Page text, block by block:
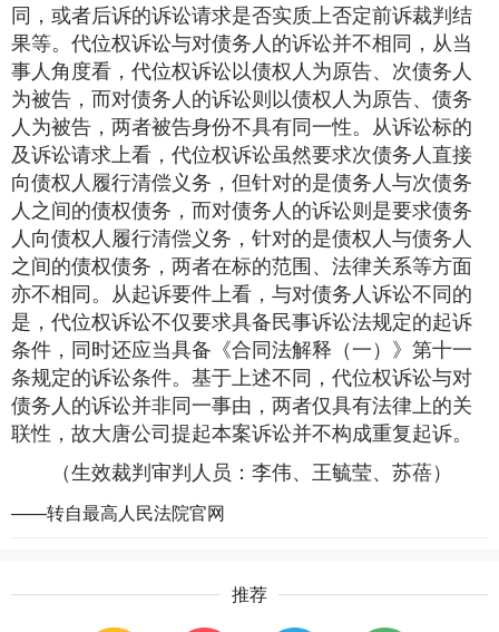
同，或者后诉的诉讼请求是否实质上否定前诉裁判结
果等。代位权诉讼与对债务人的诉讼并不相同，从当
事人角度看，代位权诉讼以债权人为原告、次债务人
为被告，而对债务人的诉讼则以债权人为原告、债务
人为被告，两者被告身份不具有同一性。从诉讼标的
及诉讼请求上看，代位权诉讼虽然要求次债务人直接
向债权人履行清偿义务，但针对的是债务人与次债务
人之间的债权债务，而对债务人的诉讼则是要求债务
人向债权人履行清偿义务，针对的是债权人与债务人
之间的债权债务，两者在标的范围、法律关系等方面
亦不相同。从起诉要件上看，与对债务人诉讼不同的
是，代位权诉讼不仅要求具备民事诉讼法规定的起诉
条件，同时还应当具备《合同法解释（一）》第十一
条规定的诉讼条件。基于上述不同，代位权诉讼与对
债务人的诉讼并非同一事由，两者仅具有法律上的关
联性，故大唐公司提起本案诉讼并不构成重复起诉。
（生效裁判审判人员：李伟、王毓莹、苏蓓）
——转自最高人民法院官网
推荐